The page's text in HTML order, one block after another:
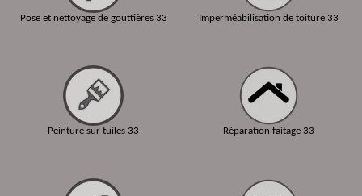
Pose et nettoyage de gouttières 33
Peinture sur tuiles 33
Imperméabilisation de toiture 33
Réparation faitage 33